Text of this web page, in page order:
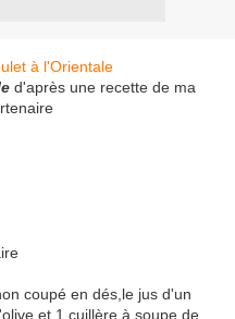
d'après une recette de ma
coupé en dés,le jus d'un
et 1 cuillère à soupe de